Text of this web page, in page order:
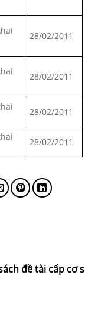
28/02/2011
28/02/2011
28/02/2011
28/02/2011
đề tài cấp cơ